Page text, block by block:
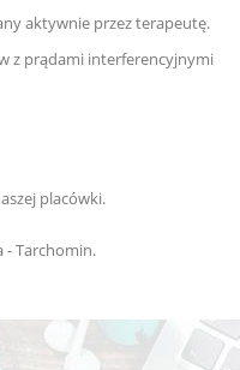
aktywnie przez terapeutę.
z prądami interferencyjnymi
placówki.
- Tarchomin.